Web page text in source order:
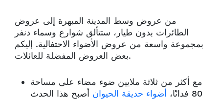
من عروض وسط المدينة المبهرة إلى عروض
الطائرات بدون طيار، ستتألق شوارع وسماء دنفر
بمجموعة واسعة من عروض الأضواء الاحتفالية. إليكم
بعض العروض المفضلة للعائلات.
مع أكثر من ثلاثة ملايين ضوء مضاء على مساحة
80 فدانًا،
أضواء حديقة الحيوان أصبح هذا الحدث